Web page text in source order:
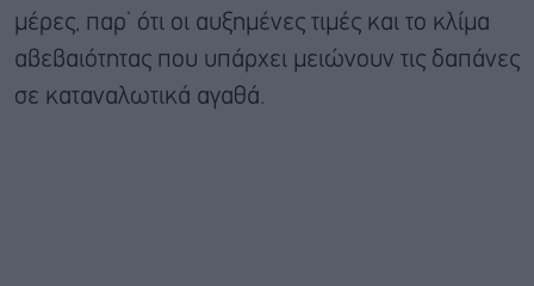
μέρες, παρ’ ότι οι αυξημένες τιμές και το κλίμα
αβεβαιότητας που υπάρχει μειώνουν τις δαπάνες
σε καταναλωτικά αγαθά.